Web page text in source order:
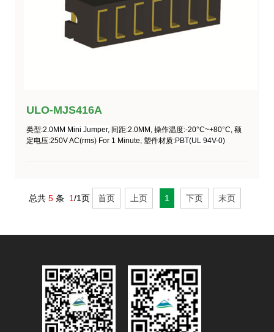
ULO-MJS416A
类型:2.0MM Mini Jumper, 间距:2.0MM, 操作温度:-20°C~+80°C, 额
定电压:250V AC(rms) For 1 Minute, 塑件材质:PBT(UL 94V-0)
总共 5 条 1/1页 首页 上页 1 下页 末页